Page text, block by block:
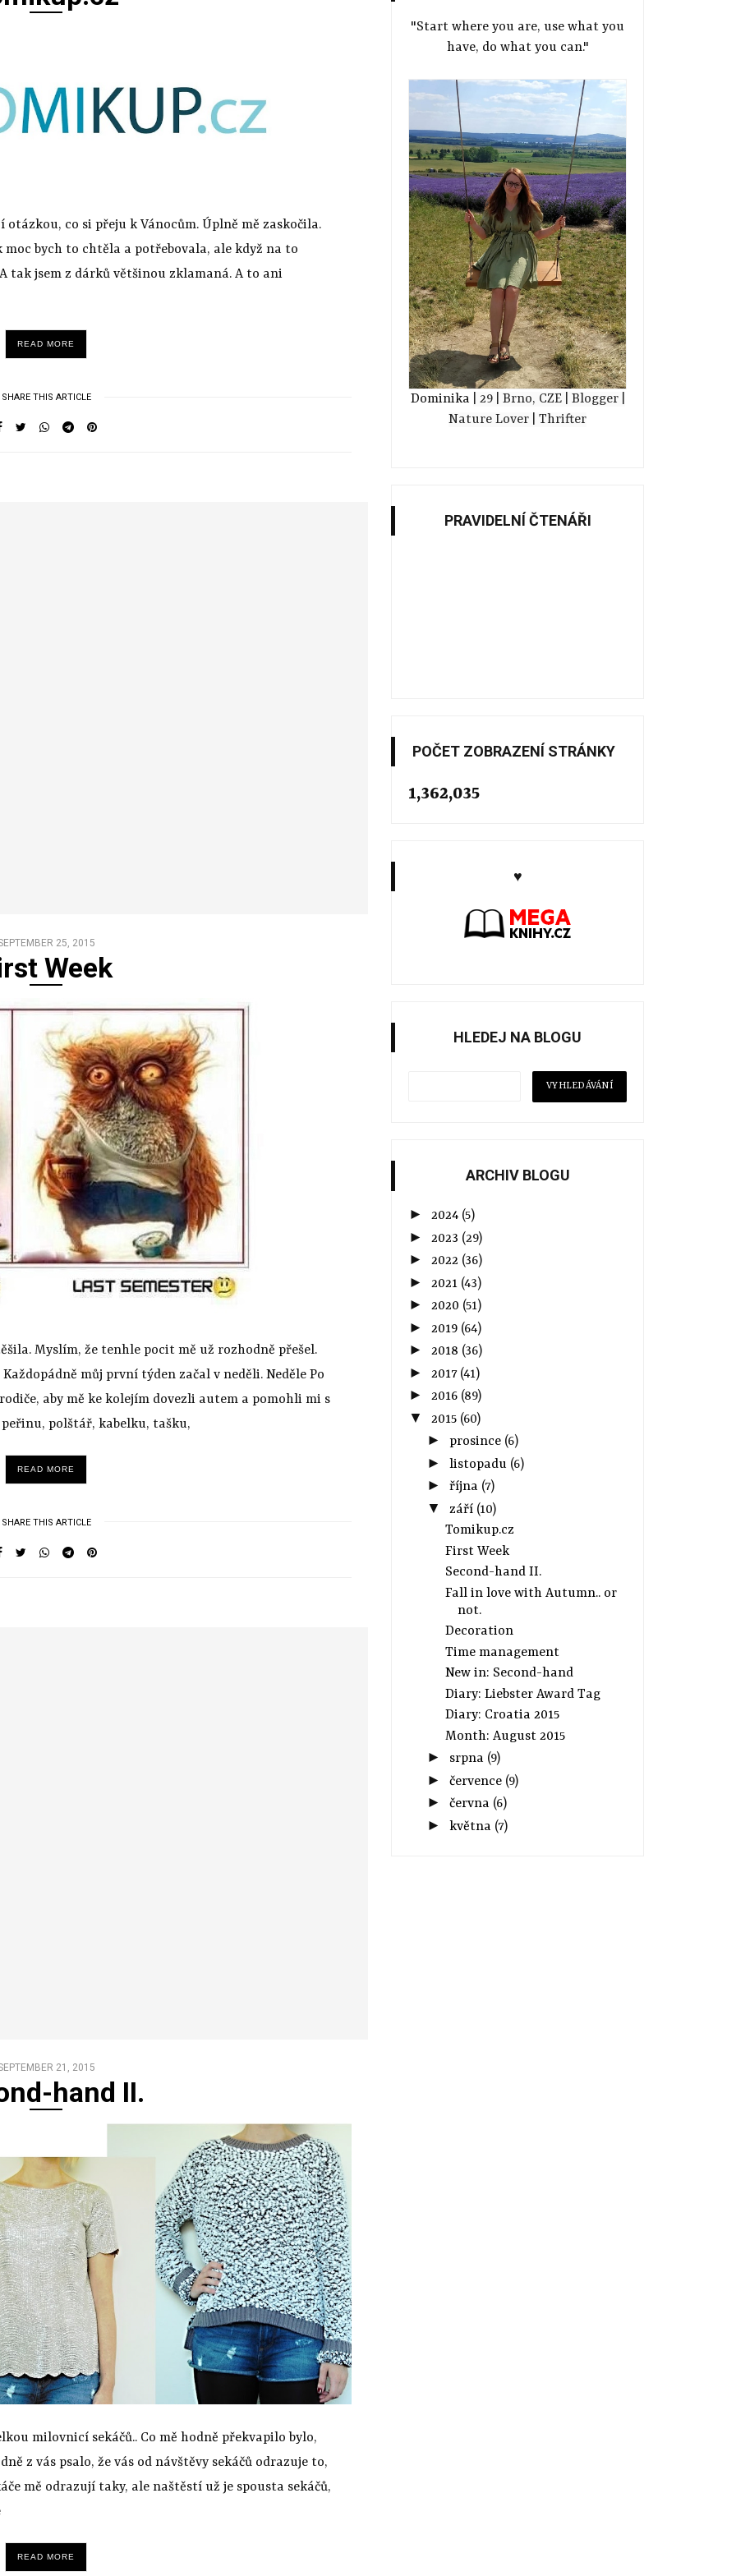
co si přeju k Vánocům. Úplně mě zaskočila.
bych to chtěla a potřebovala, ale když na to
tak jsem z dárků většinou zklamaná. A to ani
READ MORE
SHARE THIS ARTICLE
25, 2015
Week
Myslím, že tenhle pocit mě už rozhodně přešel.
můj první týden začal v neděli. Neděle Po
aby mě ke kolejím dovezli autem a pomohli mi s
polštář, kabelku, tašku,
READ MORE
SHARE THIS ARTICLE
21, 2015
hand II.
milovnicí sekáčů.. Co mě hodně překvapilo bylo,
z vás psalo, že vás od návštěvy sekáčů odrazuje to,
mě odrazují taky, ale naštěstí už je spousta sekáčů,
READ MORE
"Start where you are, use what you
have, do what you can."
Dominika | 29 | Brno, CZE | Blogger
Nature Lover
| Thrifter
PRAVIDELNÍ ČTENÁŘI
POČET ZOBRAZENÍ STRÁNKY
1,362,035
♥
HLEDEJ NA BLOGU
ARCHIV BLOGU
► 2024 (5)
► 2023 (29)
► 2022 (36)
► 2021 (43)
► 2020 (51)
► 2019 (64)
► 2018 (36)
► 2017 (41)
► 2016 (89)
▼ 2015 (60)
► prosince (6)
► listopadu (6)
► října (7)
▼ září (10)
Tomikup.cz
First Week
Second-hand II.
Fall in love with Autumn.. or
not.
Decoration
Time management
New in: Second-hand
Diary: Liebster Award Tag
Diary: Croatia 2015
Month: August 2015
► srpna (9)
► července (9)
► června (6)
► května (7)